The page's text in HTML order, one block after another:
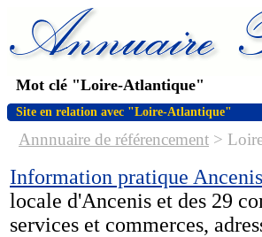
Mot clé "Loire-Atlantique"
Site en relation avec "Loire-Atlantique"
Annnuaire de référencement >
Information pratique
locale d'Ancenis et des 29
services et commerces,